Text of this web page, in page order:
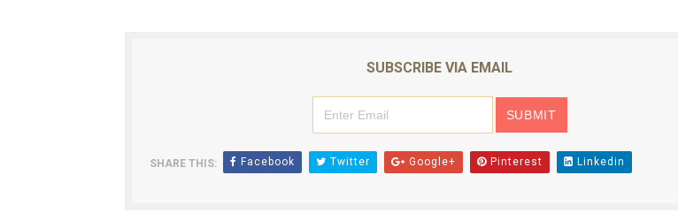
ஜனாதிபதி ஐக்கிய நாடுகளின் பொதுச் சபை கூட்டத்தில் இன்று உரை
32 CM விநோத கன்றுக்குட்டி! (வீடியோ)
SUBSCRIBE VIA EMAIL
SHARE THIS: Facebook Twitter Google+ Pinterest Linkedin